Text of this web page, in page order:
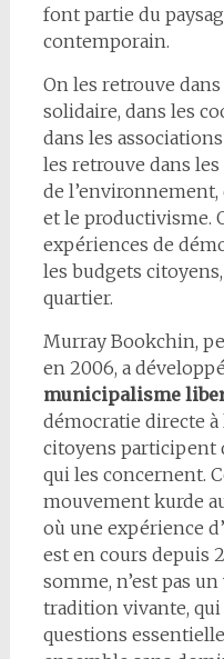
font partie du
contemporain.
On les retrouve
solidaire, dans les
dans les
les retrouve dans
de
et le productivisme.
expériences de
les budgets
quartier.
Murray Bookchin,
en 2006, a
municipalisme
démocratie directe à
citoyens participent
qui les concernent.
mouvement kurde
où une expérience
est en cours depuis
somme, n’est pas
tradition vivante,
questions